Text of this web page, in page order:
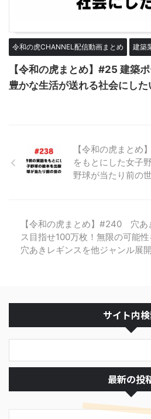
令和の虎CHANNEL配信動画まとめ 建築
【令和の虎まとめ】#25 建築
豊かな生活が送れる社会にした
【令和の虎まと
をもとにした女子
野球が当たり前の
【令和の虎まとめ】#240 穴あ
ス目指せ100万枚！無限の可能性
穴あきレギンスを他ジャンル展
サイト内
最新の投